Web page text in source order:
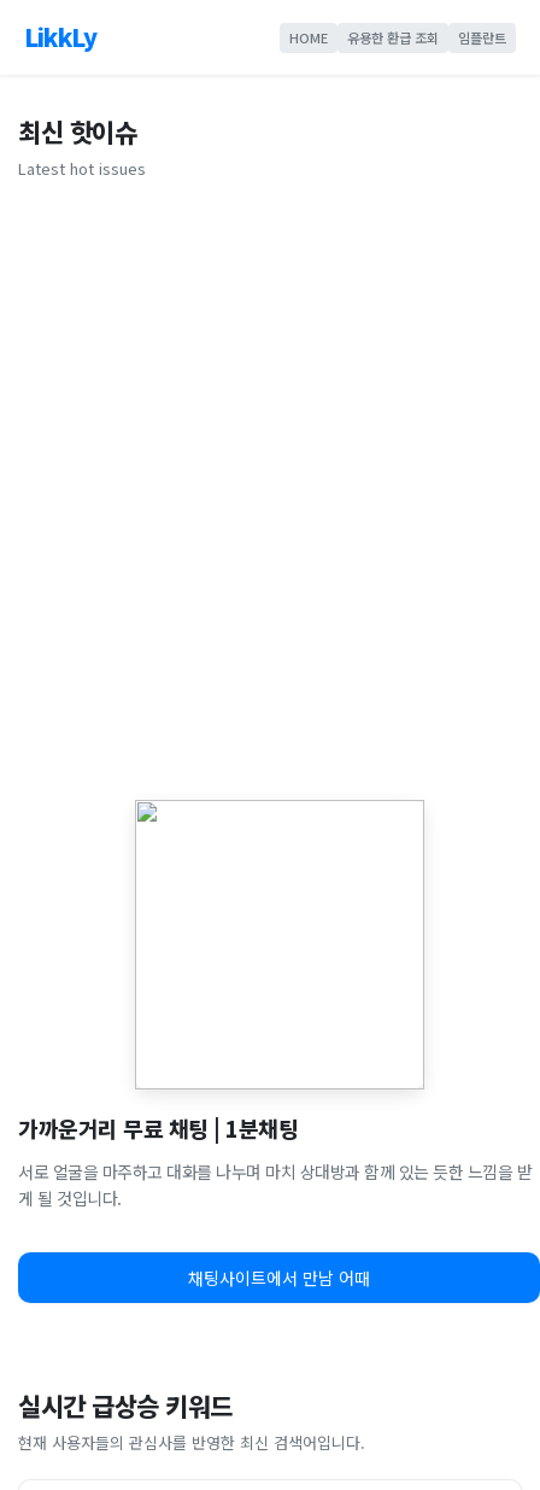
LikkLy HOME 유용한 환급 조회 임플란트
최신 핫이슈
Latest hot issues
가까운거리 무료 채팅 | 1분채팅
서로 얼굴을 마주하고 대화를 나누며 마치 상대방과 함께 있는 듯한 느낌을 받
게 될 것입니다.
채팅사이트에서 만남 어때
실시간 급상승 키워드
현재 사용자들의 관심사를 반영한 최신 검색어입니다.